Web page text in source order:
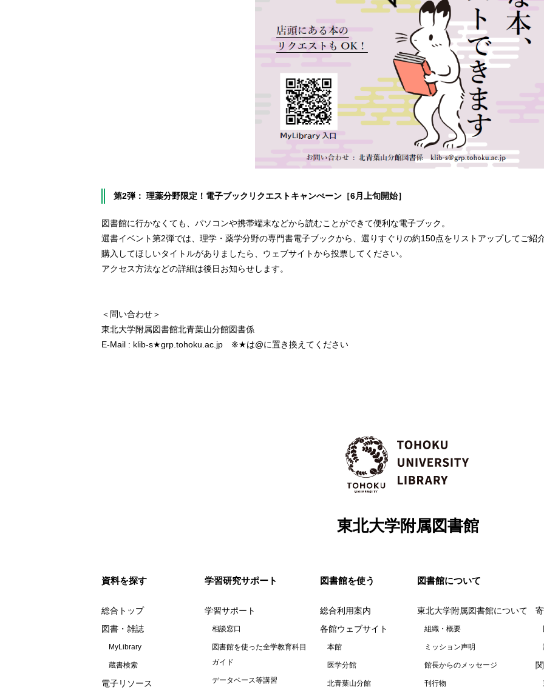
第2弾： 理薬分野限定！電子ブックリクエストキャンぺーン［6月上旬開始］
図書館に行かなくても、パソコンや携帯端末などから読むことができて便利な電子ブック。
選書イベント第2弾では、理学・薬学分野の専門書電子ブックから、選りすぐりの約150点をリストアップしてご紹
購入してほしいタイトルがありましたら、ウェブサイトから投票してください。
アクセス方法などの詳細は後日お知らせします。
＜問い合わせ＞
東北大学附属図書館北青葉山分館図書係
E-Mail : klib-s★grp.tohoku.ac.jp ※★は@に置き換えてください
東北大学附属図書館
資料を探す
総合トップ
図書・雑誌
MyLibrary
蔵書検索
電子リソース
学習研究サポート
学習サポート
相談窓口
図書館を使った全学教育科目
ガイド
データベース等講習
図書館を使う
総合利用案内
各館ウェブサイト
本館
医学分館
北青葉山分館
図書館について
東北大学附属図書館について
組織・概要
ミッション声明
館長からのメッセージ
刊行物